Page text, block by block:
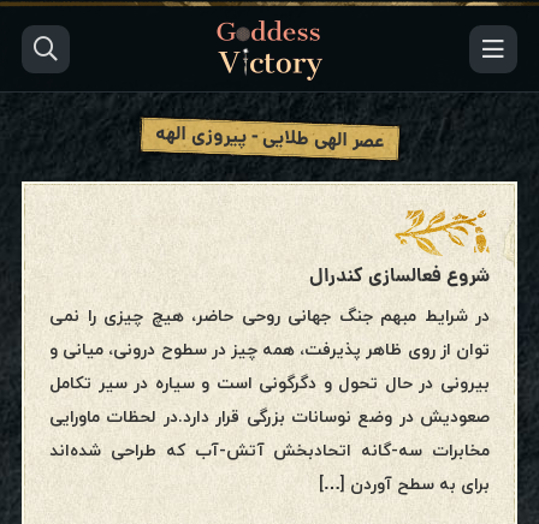
عصر الهی طلایی - پیروزی الهه
شروع فعالسازی کندرال
در شرایط مبهم جنگ جهانی روحی حاضر، هیچ چیزی را نمی
توان از روی ظاهر پذیرفت، همه چیز در سطوح درونی، میانی و
بیرونی در حال تحول و دگرگونی است و سیاره در سیر تکامل
صعودیش در وضع نوسانات بزرگی قرار دارد.در لحظات ماورایی
مخابرات سه-گانه اتحادبخش آتش-آب که طراحی شده‌اند
برای به سطح آوردن […]